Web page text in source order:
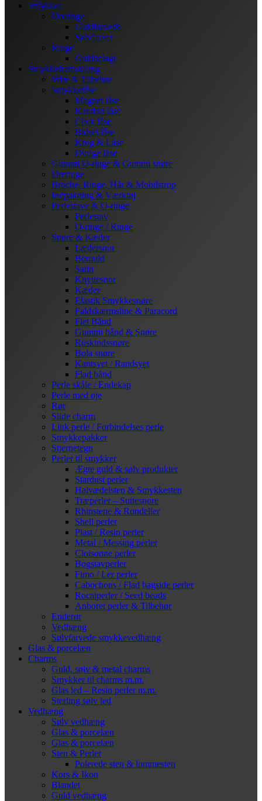
Smykker
Øreringe
Guldfarvede
Sølvfarvet
Ringe
Guldbelagt
Smykkefremstilling
Wire & Tilbehør
Smykkelåse
Magnet låse
Karabin låse
Click låse
Bidsel låse
Krog & Låse
Øvrige låse
Gummi O-ringe & Gummi snøre
Øreringe
Broche, Ringe, Hår & Mobilstrop
Indpakning & Værktøj
Perlestave & O-ringe
Perlestav
O-ringe / Ringe
Snøre & Kæder
Lædersnor
Bomuld
Satin
Knyttesnor
Kæder
Elastik Smykkesnøre
Faldskærmsline & Paracord
Flet Bånd
Gummi bånd & Snøre
Ruskindssnøre
Bola snøre
Kantsyet / Randsyet
Flad bånd
Perle skåle / Endekap
Perle med øje
Rør
Slide charm
Link perle / Forbindelses perle
Smykkepakker
Stjernetegn
Perler til smykker
Ægte guld & sølv produkter
Stardust perler
Halvædelsten & Smykkesten
Træperler – Suttesnore
Rhinstene & Rondeller
Shell perler
Plast / Resin perler
Metal / Messing perler
Cloisonne perler
Bogstavperler
Fimo / Ler perler
Cabochons / Flad bagside perler
Rocaiperler / Seed beads
Anboret perler & Tilbehør
Enderør
Vedhæng
Sølvfarvede smykkevedhæng
Glas & porcelæn
Charms
Guld, sølv & metal charms
Smykker til charms m.m.
Glas led – Resin perler m.m.
Sterling sølv led
Vedhæng
Sølv vedhæng
Glas & porcelæn
Glas & porcelæn
Sten & Perler
Polerede sten & lommesten
Kors & Ikon
Blandet
Guld vedhæng